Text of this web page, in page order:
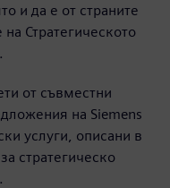
и да е от страните
Стратегическото
от съвместни
на Siemens
услуги, описани в
стратегическо